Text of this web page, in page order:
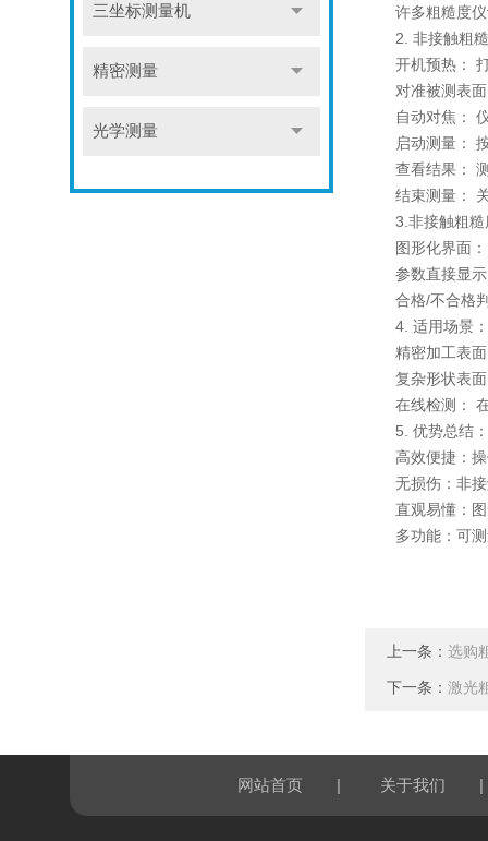
三坐标测量机
精密测量
光学测量
许多粗糙度仪设
2. 非接触粗糙
开机预热： 打
对准被测表面
自动对焦： 仪
启动测量： 按
查看结果： 测
结束测量： 关
3.非接触粗糙
图形化界面：
参数直接显示
合格/不合格判
4. 适用场景：
精密加工表面
复杂形状表面
在线检测： 在
5. 优势总结：
高效便捷：操
无损伤：非接
直观易懂：图
多功能：可测
上一条： 选购
下一条： 激光
网站首页 | 关于我们 |